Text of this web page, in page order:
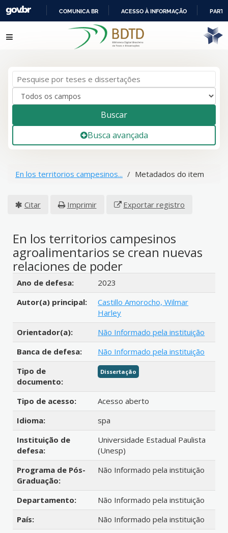
IR
PARA
COMUNICA BR ACESSO À INFORMAÇÃO
Pular para o conteúdo
Buscar
Busca avançada
En los territorios campesinos... Metadados do item
Citar Imprimir Exportar registro
En los territorios campesinos
agroalimentarios se crean nuevas
relaciones de poder
Detalhes bibliográficos
Ano de defesa:
2023
Autor(a) principal:
Castillo Amorocho, Wilmar
Harley
Orientador(a):
Não Informado pela instituição
Banca de defesa:
Não Informado pela instituição
Tipo de
documento:
Dissertação
Tipo de acesso:
Acesso aberto
Idioma:
spa
Instituição de
defesa:
Universidade Estadual Paulista
(Unesp)
Programa de Pós-
Graduação:
Não Informado pela instituição
Departamento:
Não Informado pela instituição
País:
Não Informado pela instituição